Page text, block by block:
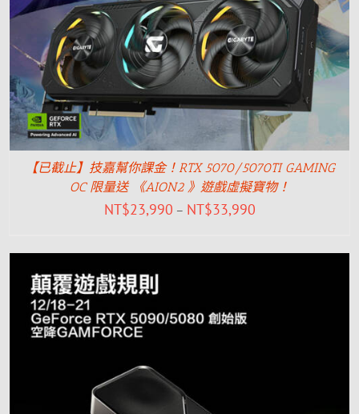
【已截止】技嘉幫你課金！RTX 5070/5070TI GAMING
OC 限量送 《AION2 》遊戲虛擬寶物！
NT$23,990 – NT$33,990